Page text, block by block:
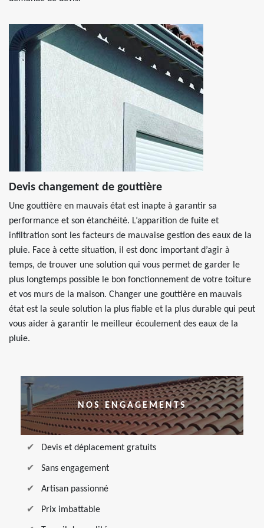
Devis changement de gouttière
Une gouttière en mauvais état est inapte à garantir sa
performance et son étanchéité. L’apparition de fuite et
infiltration sont les facteurs de mauvaise gestion des eaux de la
pluie. Face à cette situation, il est donc important d’agir à
temps, de trouver une solution qui vous permet de garder le
plus longtemps possible le bon fonctionnement de votre toiture
et vos murs de la maison. Changer une gouttière en mauvais
état est la seule solution la plus fiable et la plus durable qui peut
vous aider à garantir le meilleur écoulement des eaux de la
pluie.
NOS ENGAGEMENTS
Devis et déplacement gratuits
Sans engagement
Artisan passionné
Prix imbattable